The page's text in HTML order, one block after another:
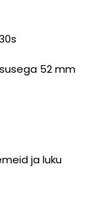
52 mm
ja luku